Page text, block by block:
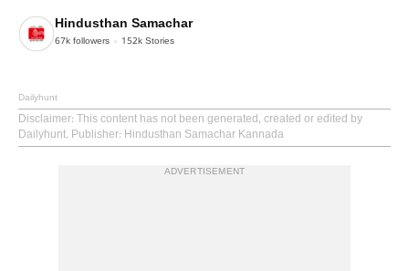
Hindusthan Samachar
67k followers 152k Stories
Dailyhunt
Disclaimer: This content has not been generated, created or edited by
Dailyhunt. Publisher: Hindusthan Samachar Kannada
ADVERTISEMENT